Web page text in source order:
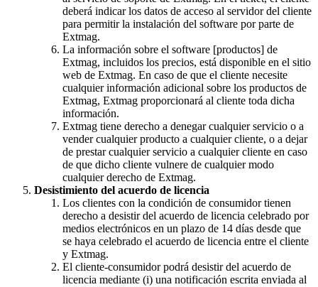
deberá indicar los datos de acceso al servidor del cliente
para permitir la instalación del software por parte de
Extmag.
La información sobre el software [productos] de
Extmag, incluidos los precios, está disponible en el sitio
web de Extmag. En caso de que el cliente necesite
cualquier información adicional sobre los productos de
Extmag, Extmag proporcionará al cliente toda dicha
información.
Extmag tiene derecho a denegar cualquier servicio o a
vender cualquier producto a cualquier cliente, o a dejar
de prestar cualquier servicio a cualquier cliente en caso
de que dicho cliente vulnere de cualquier modo
cualquier derecho de Extmag.
Desistimiento del acuerdo de licencia
Los clientes con la condición de consumidor tienen
derecho a desistir del acuerdo de licencia celebrado por
medios electrónicos en un plazo de 14 días desde que
se haya celebrado el acuerdo de licencia entre el cliente
y Extmag.
El cliente-consumidor podrá desistir del acuerdo de
licencia mediante (i) una notificación escrita enviada al